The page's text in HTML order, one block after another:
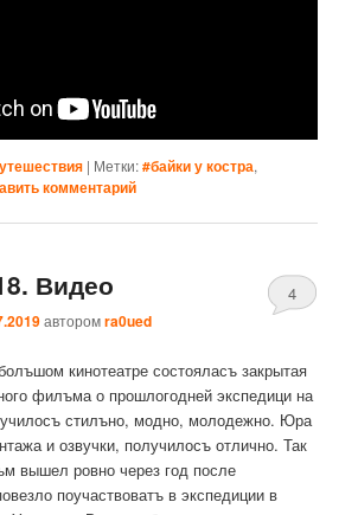
| Метки:#байки у костра,
комментарий
Видео
авторомra0ued
4
кинотеатре состояласъ закрытая
филъма о прошлогодней экспедици на
стилъно, модно, молодежно. Юра
и озвучки, получилосъ отлично. Так
вышел ровно через год после
поучаствоватъ в экспедиции в